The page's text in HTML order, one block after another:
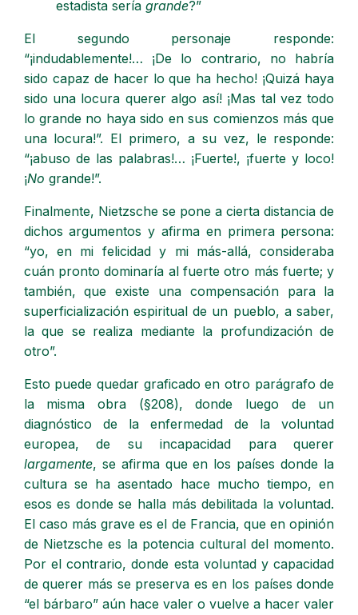
estadista sería grande?”
El segundo personaje responde:
“¡indudablemente!… ¡De lo contrario, no habría
sido capaz de hacer lo que ha hecho! ¡Quizá haya
sido una locura querer algo así! ¡Mas tal vez todo
lo grande no haya sido en sus comienzos más que
una locura!”. El primero, a su vez, le responde:
“¡abuso de las palabras!… ¡Fuerte!, ¡fuerte y loco!
¡No grande!”.
Finalmente, Nietzsche se pone a cierta distancia de
dichos argumentos y afirma en primera persona:
“yo, en mi felicidad y mi más-allá, consideraba
cuán pronto dominaría al fuerte otro más fuerte; y
también, que existe una compensación para la
superficialización espiritual de un pueblo, a saber,
la que se realiza mediante la profundización de
otro”.
Esto puede quedar graficado en otro parágrafo de
la misma obra (§208), donde luego de un
diagnóstico de la enfermedad de la voluntad
europea, de su incapacidad para querer
largamente, se afirma que en los países donde la
cultura se ha asentado hace mucho tiempo, en
esos es donde se halla más debilitada la voluntad.
El caso más grave es el de Francia, que en opinión
de Nietzsche es la potencia cultural del momento.
Por el contrario, donde esta voluntad y capacidad
de querer más se preserva es en los países donde
“el bárbaro” aún hace valer o vuelve a hacer valer